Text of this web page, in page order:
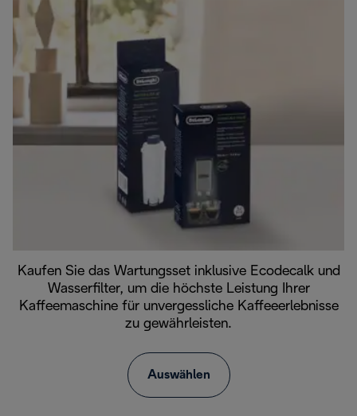
Kaufen Sie das Wartungsset inklusive Ecodecalk und
Wasserfilter, um die höchste Leistung Ihrer
Kaffeemaschine für unvergessliche Kaffeeerlebnisse
zu gewährleisten.
Auswählen